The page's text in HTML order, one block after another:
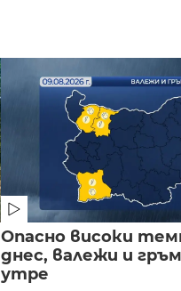
Опасно високи
днес, валежи и
утре